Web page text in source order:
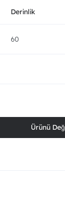
Derinlik
60
Ürünü